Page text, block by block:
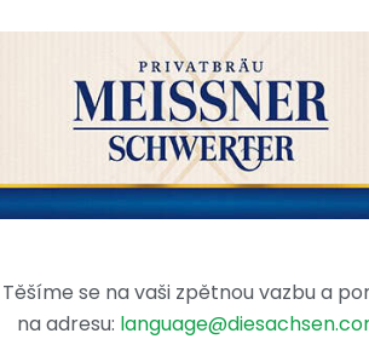
se na vaši zpětnou vazbu a
na adresu: